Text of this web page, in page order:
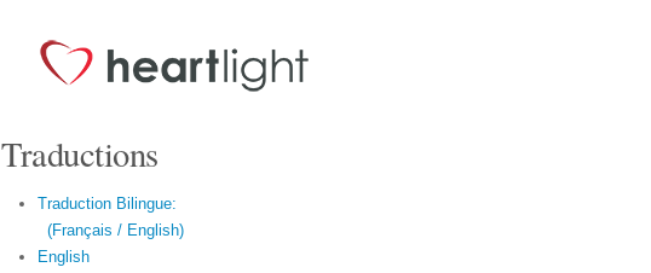
Traductions
Traduction Bilingue:
(Français / English)
English